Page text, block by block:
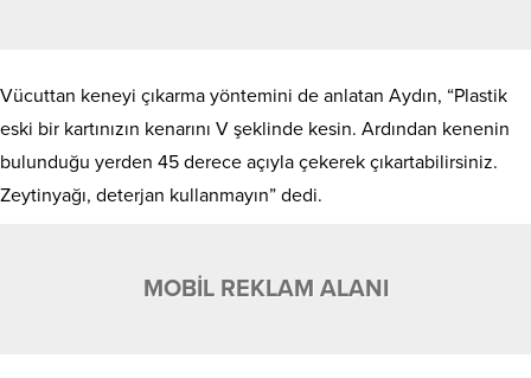
Vücuttan keneyi çıkarma yöntemini de anlatan Aydın, “Plastik
eski bir kartınızın kenarını V şeklinde kesin. Ardından kenenin
bulunduğu yerden 45 derece açıyla çekerek çıkartabilirsiniz.
Zeytinyağı, deterjan kullanmayın” dedi.
MOBİL REKLAM ALANI